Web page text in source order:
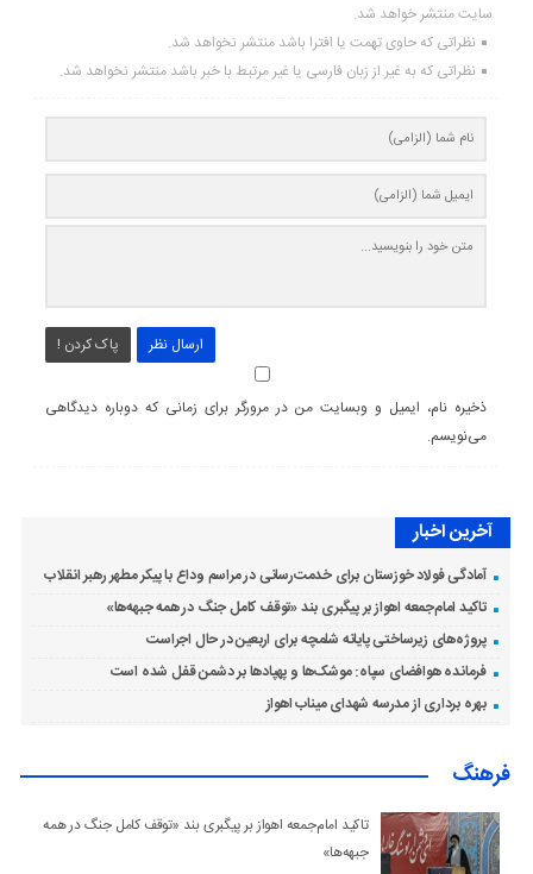
سایت منتشر خواهد شد.
نظراتی که حاوی تهمت یا افترا باشد منتشر نخواهد شد.
نظراتی که به غیر از زبان فارسی یا غیر مرتبط با خبر باشد منتشر نخواهد شد.
ارسال نظر پاک کردن !
ذخیره نام، ایمیل و وبسایت من در مرورگر برای زمانی که دوباره دیدگاهی
می‌نویسم.
آخرین اخبار
آمادگی فولاد خوزستان برای خدمت‌رسانی در مراسم وداع با پیکر مطهر رهبر انقلاب
تاکید امام‌جمعه اهواز بر پیگبری بند «توقف کامل جنگ در همه جبهه‌ها»
پروژه‌های زیرساختی پایانه شلمچه برای اربعین در حال اجراست
فرمانده هوافضای سپاه: موشک‌ها و پهپادها بر دشمن قفل شده است
بهره برداری از مدرسه شهدای میناب اهواز
فرهنگ
تاکید امام‌جمعه اهواز بر پیگبری بند «توقف کامل جنگ در همه
جبهه‌ها»